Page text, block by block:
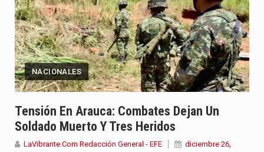
NACIONALES
Tensión En Arauca: Combates Dejan Un
Soldado Muerto Y Tres Heridos
LaVibrante.Com Redacción General - EFE
diciembre 26,